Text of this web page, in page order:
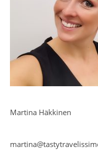
Martina Häkkinen